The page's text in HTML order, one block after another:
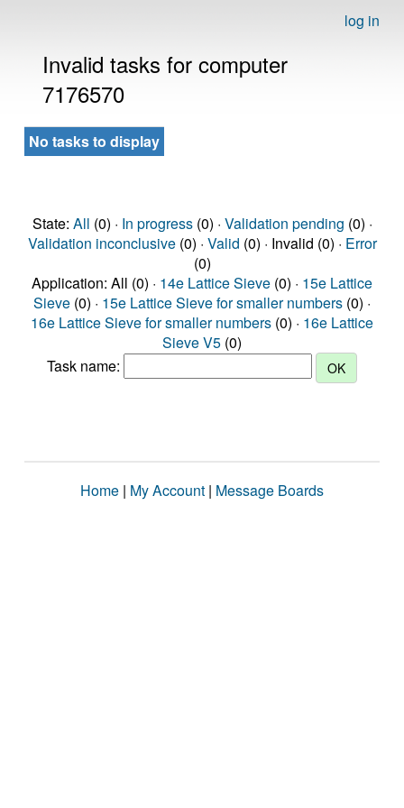
log in
Invalid tasks for computer
7176570
No tasks to display
State: All (0) · In progress(0) · Validation pending (0) ·
Validation inconclusive(0) · Valid (0) · Invalid (0) · Error
(0)
Application: All (0) · 14e Lattice Sieve (0) · 15e Lattice
Sieve (0) · 15e Lattice Sieve for smaller numbers (0) ·
16e Lattice Sieve for smaller numbers (0) · 16e Lattice
Sieve V5 (0)
Task name:
Home | My Account | Message Boards